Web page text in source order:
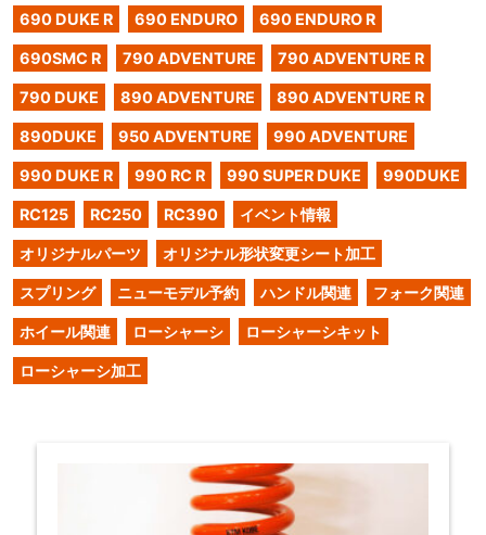
690 DUKE R 690 ENDURO 690 ENDURO R
690SMC R 790 ADVENTURE 790 ADVENTURE R
790 DUKE 890 ADVENTURE 890 ADVENTURE R
890DUKE 950 ADVENTURE 990 ADVENTURE
990 DUKE R 990 RC R 990 SUPER DUKE 990DUKE
RC125 RC250 RC390 イベント情報
オリジナルパーツ オリジナル形状変更シート加工
スプリング ニューモデル予約 ハンドル関連 フォーク関連
ホイール関連 ローシャーシ ローシャーシキット
ローシャーシ加工